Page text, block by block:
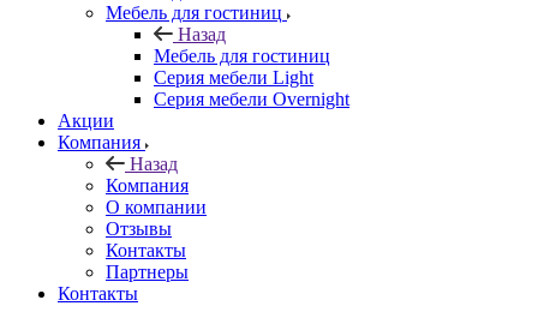
Мебель для гостиниц
Назад
Мебель для гостиниц
Серия мебели Light
Серия мебели Overnight
Акции
Компания
Назад
Компания
О компании
Отзывы
Контакты
Партнеры
Контакты